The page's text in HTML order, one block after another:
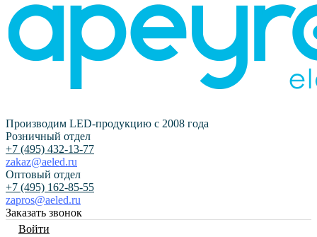
Производим LED-продукцию с 2008 года
Розничный отдел
+7 (495) 432-13-77
zakaz@aeled.ru
Оптовый отдел
+7 (495) 162-85-55
zapros@aeled.ru
Заказать звонок
Войти